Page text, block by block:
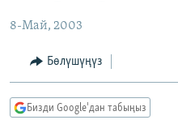
МАДАНИЯТ
ТВ ПРОГРАММАЛАР
БҮГҮН АЗАТТЫКТА
ПОДКАСТ
8-Май, 2003
Бөлүшүңүз
Бизди Google'дан табыңыз